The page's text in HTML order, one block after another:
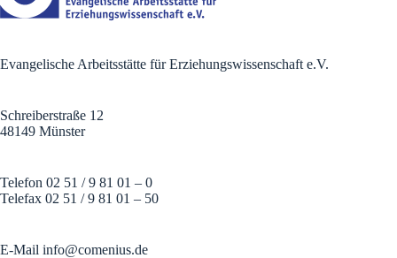
Evangelische Arbeitsstätte für Erziehungswissenschaft e.V.
Schreiberstraße 12
48149 Münster
Telefon 02 51 / 9 81 01 – 0
Telefax 02 51 / 9 81 01 – 50
E-Mail info@comenius.de